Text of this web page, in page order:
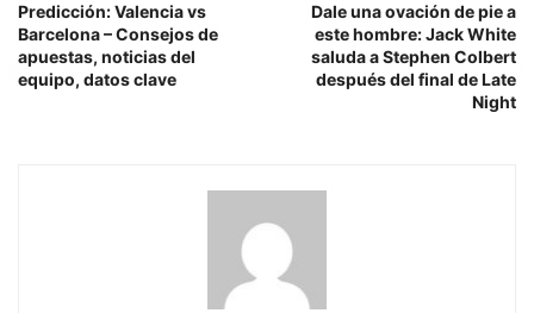
Predicción: Valencia vs
Barcelona – Consejos de
apuestas, noticias del
equipo, datos clave
Dale una ovación de pie a
este hombre: Jack White
saluda a Stephen Colbert
después del final de Late
Night